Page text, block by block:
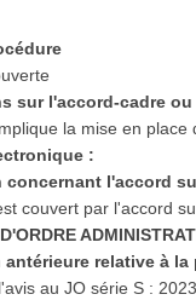
sur l'accord-cadre
la mise en place
:
concernant l'accord
couvert par l'accord
antérieure relative à
au JO série S :